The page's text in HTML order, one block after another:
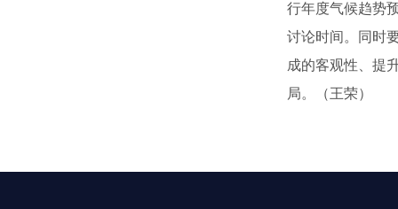
行年度气候趋势
讨论时间。同时
成的客观性、提
局。（王荣）